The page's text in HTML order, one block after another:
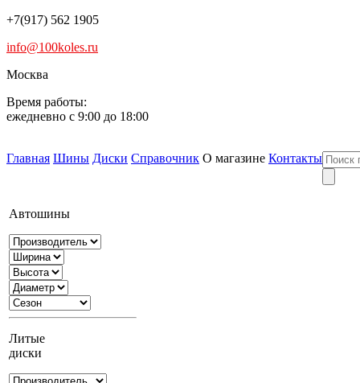
+7(917) 562 1905
info@100koles.ru
Москва
Время работы:
ежедневно с 9:00 до 18:00
Главная Шины Диски Справочник О магазине Контакты
Автошины
Литые
диски